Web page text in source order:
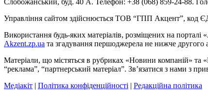
Слобожанський, буд. 40 А. Телефон: +38 (068) 859-24-88.
Управління сайтом здійснюється ТОВ “ГПП Акцент”, код
Використання будь-яких матеріалів, розміщених на
Akzent.zp.ua та згадування першоджерела не нижче другого
Матеріали, що містяться в рубриках «Новини компаній» та
“реклама”, “партнерський матеріал”. Зв’язатися з нами з
Медіакіт | Політика конфіденційності | Редакційна політика